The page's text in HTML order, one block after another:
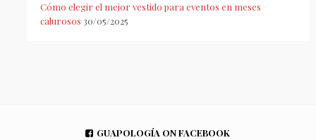
Cómo elegir el mejor vestido para eventos en meses
calurosos 30/05/2025
GUAPOLOGÍA ON FACEBOOK